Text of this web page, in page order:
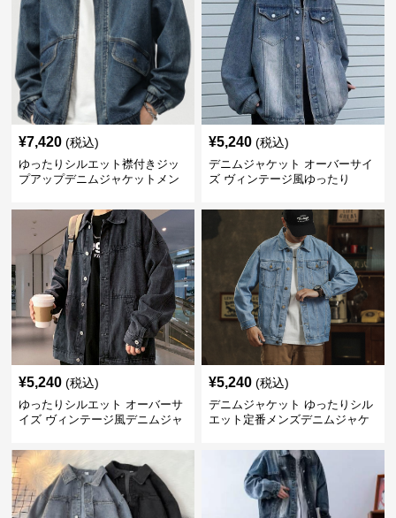
¥7,420 (税込)
ゆったりシルエット襟付きジッ
プアップデニムジャケットメン
¥5,240 (税込)
デニムジャケット オーバーサイ
ズ ヴィンテージ風ゆったり
¥5,240 (税込)
ゆったりシルエット オーバーサ
イズ ヴィンテージ風デニムジャ
¥5,240 (税込)
デニムジャケット ゆったりシル
エット定番メンズデニムジャケ